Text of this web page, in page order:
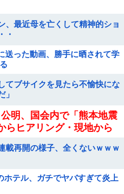
、最近母を亡くして精神的ショ
・
送った動画、勝手に晒されて学
てブサイクを見たら不愉快にな
」
公明、国会内で「熊本地震
らヒアリング・現地から
載再開の様子、全くないｗｗｗ
ホテル、ガチでヤバすぎて炎上